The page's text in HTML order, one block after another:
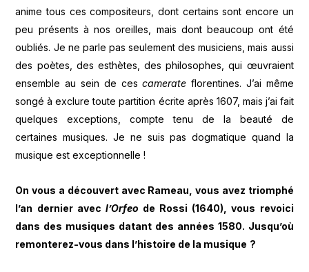
anime tous ces compositeurs, dont certains sont encore un
peu présents à nos oreilles, mais dont beaucoup ont été
oubliés. Je ne parle pas seulement des musiciens, mais aussi
des poètes, des esthètes, des philosophes, qui œuvraient
ensemble au sein de cescamerate florentines. J’ai même
songé à exclure toute partition écrite après 1607, mais j’ai fait
quelques exceptions, compte tenu de la beauté de
certaines musiques. Je ne suis pas dogmatique quand la
musique est exceptionnelle !
On vous a découvert avec Rameau, vous avez triomphé
l’an dernier avec l’Orfeo de Rossi (1640), vous revoici
dans des musiques datant des années 1580. Jusqu’où
remonterez-vous dans l’histoire de la musique ?